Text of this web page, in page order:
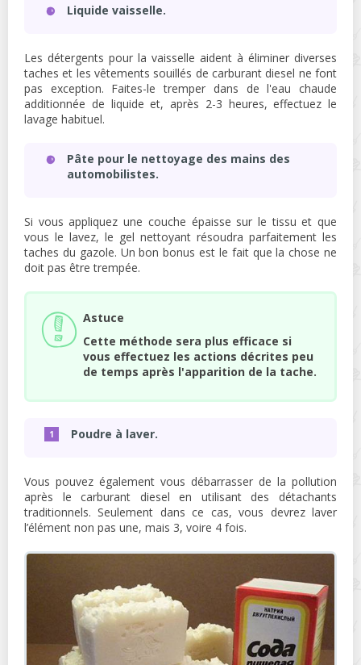
Liquide vaisselle.
Les détergents pour la vaisselle aident à éliminer diverses
taches et les vêtements souillés de carburant diesel ne font
pas exception. Faites-le tremper dans de l'eau chaude
additionnée de liquide et, après 2-3 heures, effectuez le
lavage habituel.
Pâte pour le nettoyage des mains des
automobilistes.
Si vous appliquez une couche épaisse sur le tissu et que
vous le lavez, le gel nettoyant résoudra parfaitement les
taches du gazole. Un bon bonus est le fait que la chose ne
doit pas être trempée.
Astuce
Cette méthode sera plus efficace si
vous effectuez les actions décrites peu
de temps après l'apparition de la tache.
Poudre à laver.
Vous pouvez également vous débarrasser de la pollution
après le carburant diesel en utilisant des détachants
traditionnels. Seulement dans ce cas, vous devrez laver
l’élément non pas une, mais 3, voire 4 fois.